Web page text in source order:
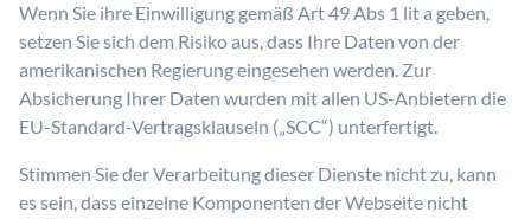
Wenn Sie ihre Einwilligung gemäß Art 49 Abs 1 lit a geben,
setzen Sie sich dem Risiko aus, dass Ihre Daten von der
amerikanischen Regierung eingesehen werden. Zur
Absicherung Ihrer Daten wurden mit allen US-Anbietern die
EU-Standard-Vertragsklauseln („SCC“) unterfertigt.
Stimmen Sie der Verarbeitung dieser Dienste nicht zu, kann
es sein, dass einzelne Komponenten der Webseite nicht